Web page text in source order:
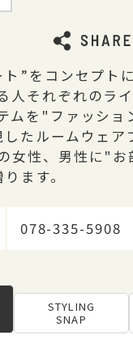
”をコンセプト
人それぞれのラ
ムを"ファッショ
たルームウェア
女性、男性に"お
ます。
078-335-5908
STYLING
SNAP